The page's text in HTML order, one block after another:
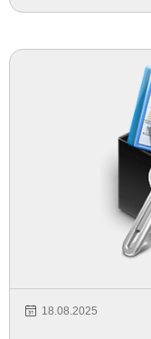
18.08.2025